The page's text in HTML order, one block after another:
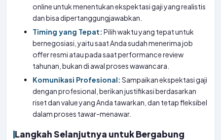
online untuk menentukan ekspektasi gaji yang realistis
dan bisa dipertanggungjawabkan.
Timing yang Tepat: Pilih waktu yang tepat untuk
bernegosiasi, yaitu saat Anda sudah menerima job
offer resmi atau pada saat performance review
tahunan, bukan di awal proses wawancara.
Komunikasi Profesional: Sampaikan ekspektasi gaji
dengan profesional, berikan justifikasi berdasarkan
riset dan value yang Anda tawarkan, dan tetap fleksibel
dalam proses tawar-menawar.
Langkah Selanjutnya untuk Bergabung